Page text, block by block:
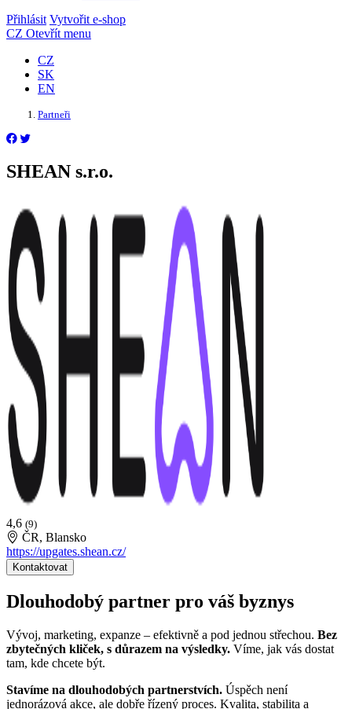
Přihlásit Vytvořit e-shop
CZ Otevřít menu
CZ
SK
EN
Partneři
SHEAN s.r.o.
4,6 (9)
ČR, Blansko
https://upgates.shean.cz/
Kontaktovat
Dlouhodobý partner pro váš byznys
Vývoj, marketing, expanze – efektivně a pod jednou střechou. Bez
zbytečných kliček, s důrazem na výsledky. Víme, jak vás dostat
tam, kde chcete být.
Stavíme na dlouhodobých partnerstvích. Úspěch není
jednorázová akce, ale dobře řízený proces. Kvalita, stabilita a